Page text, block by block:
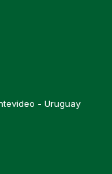
- Uruguay